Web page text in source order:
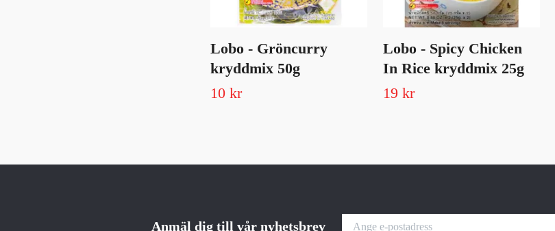
Lobo - Gröncurry
kryddmix 50g
10 kr
Lobo - Spicy Chicken
In Rice kryddmix 25g
19 kr
Anmäl dig till vår nyhetsbrev